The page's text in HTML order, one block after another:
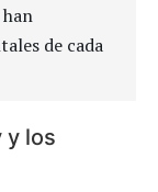
de cada
y los